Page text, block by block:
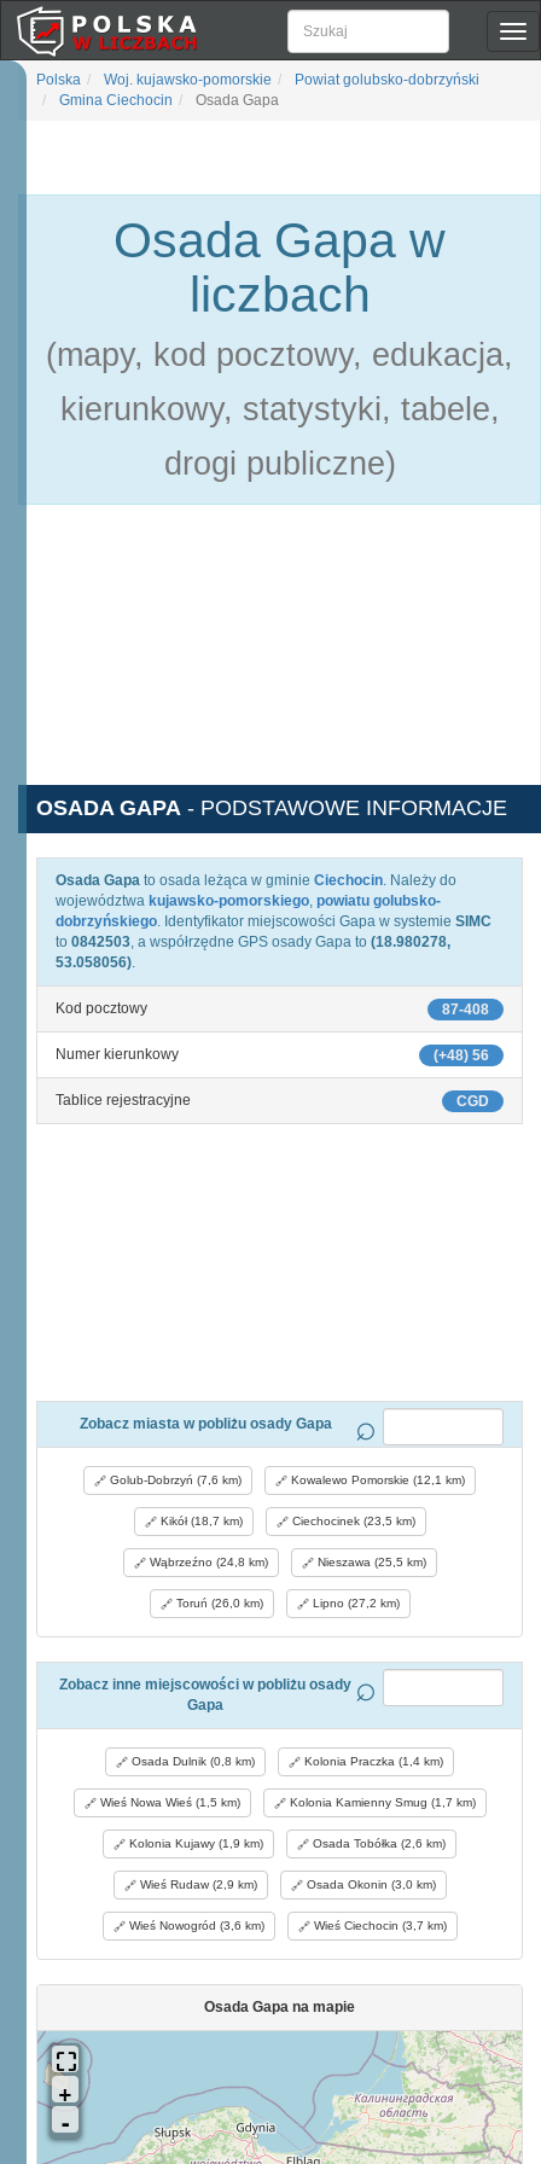
Polska Woj. kujawsko-pomorskie
Powiat golubsko-dobrzyński
Gmina Ciechocin
Osada Gapa
Osada Gapa w
liczbach
(mapy, kod pocztowy, edukacja,
kierunkowy, statystyki, tabele,
drogi publiczne)
OSADA GAPA - PODSTAWOWE INFORMACJE
Osada Gapa to osada leżąca w gminie Ciechocin. Należy do
województwa kujawsko-pomorskiego, powiatu golubsko-
dobrzyńskiego. Identyfikator miejscowości Gapa w systemie SIMC
to 0842503, a współrzędne GPS osady Gapa to (18.980278,
53.058056).
87-408
Kod pocztowy
(+48) 56
Numer kierunkowy
CGD
Tablice rejestracyjne
Zobacz miasta w pobliżu osady Gapa
Golub-Dobrzyń (7,6 km) Kowalewo Pomorskie (12,1 km)
Kikół (18,7 km) Ciechocinek (23,5 km)
Wąbrzeźno (24,8 km) Nieszawa (25,5 km)
Toruń (26,0 km) Lipno (27,2 km)
Zobacz inne miejscowości w pobliżu osady
Gapa
Osada Dulnik (0,8 km) Kolonia Praczka (1,4 km)
Wieś Nowa Wieś (1,5 km) Kolonia Kamienny Smug (1,7 km)
Kolonia Kujawy (1,9 km) Osada Tobółka (2,6 km)
Wieś Rudaw (2,9 km) Osada Okonin (3,0 km)
Wieś Nowogród (3,6 km) Wieś Ciechocin (3,7 km)
Osada Gapa na mapie